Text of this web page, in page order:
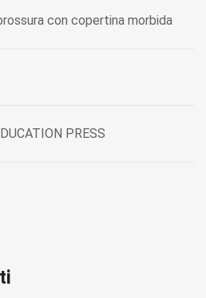
con copertina morbida
PRESS